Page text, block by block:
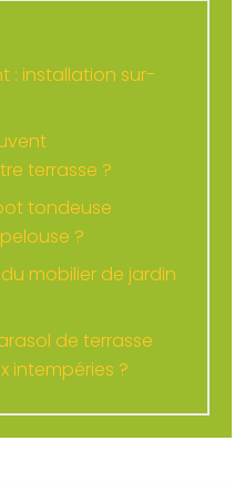
: installation sur-
terrasse ?
tondeuse
?
mobilier de jardin
de terrasse
intempéries ?